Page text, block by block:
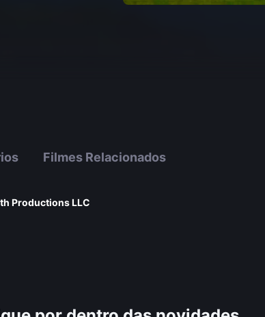
Filmes Relacionados
Productions LLC